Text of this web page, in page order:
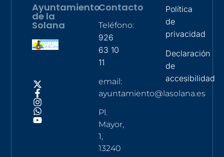
Ayuntamiento
de la
Solana
Contacto
Teléfono:
926
63 10
11
email:
ayuntamiento@lasolana.es
Pl.
Mayor,
1,
13240
Política
de
privacidad
Declaración
de
accesibilidad